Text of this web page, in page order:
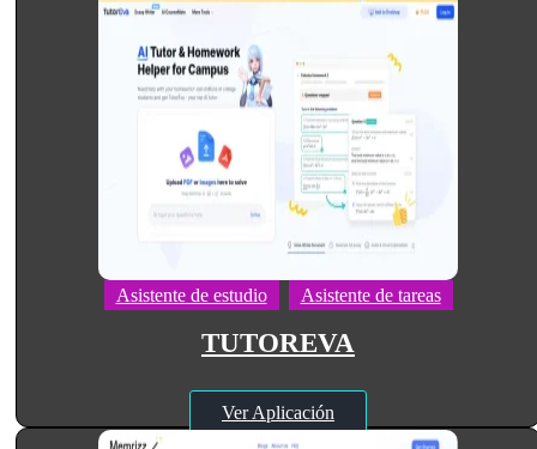
Asistente de estudio Asistente de tareas
TUTOREVA
Ver Aplicación